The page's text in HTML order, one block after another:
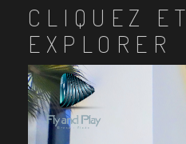
CLIQUEZ ET
EXPLORER